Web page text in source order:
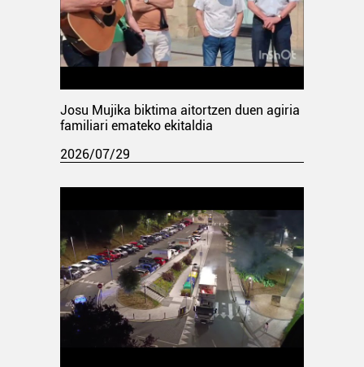
Josu Mujika biktima aitortzen duen agiria
familiari emateko ekitaldia
2026/07/29